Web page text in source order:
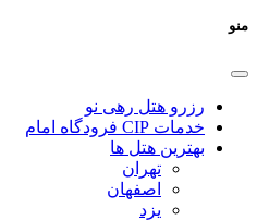
منو
رزرو هتل رهی نو
خدمات CIP فرودگاه امام
بهترین هتل ها
تهران
اصفهان
یزد